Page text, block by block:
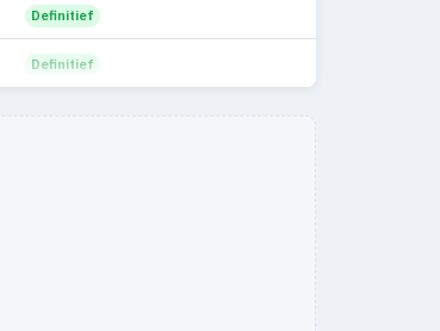
Definitief
Definitief